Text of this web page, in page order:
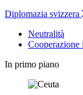
Diplomazia svizzera
Neutralità
Cooperazione
In primo piano